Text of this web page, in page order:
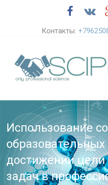
Контакты:
Использование
достижении
задач в